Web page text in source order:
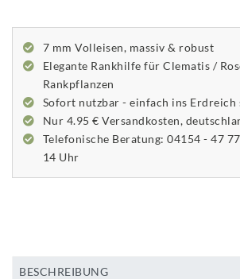
7 mm Volleisen, massiv & robust
Elegante Rankhilfe für Clematis /
Rankpflanzen
Sofort nutzbar - einfach ins Erdreich
Nur 4.95 € Versandkosten,
Telefonische Beratung: 04154 - 47
14 Uhr
BESCHREIBUNG